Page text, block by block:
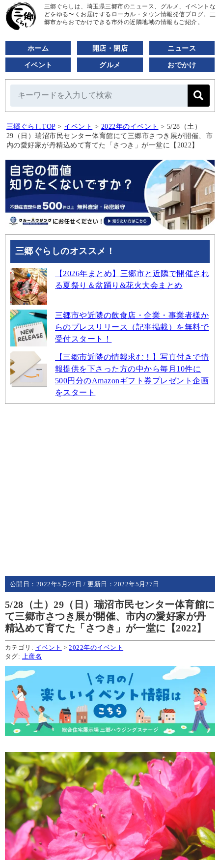
三郷ぐらしは、埼玉県三郷市のニュース、グルメ、イベントな
どをゆる〜くお届けするローカル・タウン情報発信ブログ。三
郷市からおでかけできる市外の近隣地域の情報もご紹介。
ホーム 開店・閉店 ニュース
イベント グルメ おでかけ
三郷ぐらしTOP > イベント > 2022年のイベント > 5/28（土）
29（日）瑞沼市民センター体育館にて三郷市さつき展が開催、市
内の愛好家が丹精込めて育てた「さつき」が一堂に【2022】
三郷ぐらしのオススメ！
【2026年まとめ】三郷市と近隣で開催され
る夏祭り＆盆踊り&花火大会まとめ
三郷市や近隣の飲食店・企業・事業者様か
らのプレスリリース（記事掲載）を無料で
受付スタート！
【三郷市近隣の情報求む！】写真付きで情
報提供を下さった方の中から毎月10件に
500円分のAmazonギフト券プレゼント企画
をスタート
公開日： 2022年5月27日 / 更新日：2022年5月27日
5/28（土）29（日）瑞沼市民センター体育館に
て三郷市さつき展が開催、市内の愛好家が丹
精込めて育てた「さつき」が一堂に【2022】
カテゴリ: イベント >2022年のイベント
タグ: 上彦名